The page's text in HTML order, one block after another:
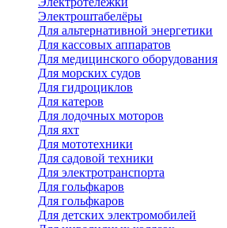
Электроштабелёры
Для альтернативной энергетики
Для кассовых аппаратов
Для медицинского оборудования
Для морских судов
Для гидроциклов
Для катеров
Для лодочных моторов
Для яхт
Для мототехники
Для садовой техники
Для электротранспорта
Для гольфкаров
Для гольфкаров
Для детских электромобилей